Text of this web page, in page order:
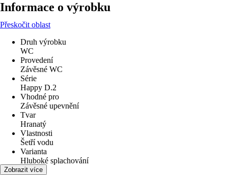
Informace o výrobku
Přeskočit oblast
Druh výrobku
WC
Provedení
Závěsné WC
Série
Happy D.2
Vhodné pro
Závěsné upevnění
Tvar
Hranatý
Vlastnosti
Šetří vodu
Varianta
Hluboké splachování
Odpad
Zobrazit více